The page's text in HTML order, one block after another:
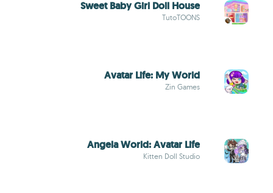
Sweet Baby Girl Doll House
TutoTOONS
Avatar Life: My World
Zin Games
Angela World: Avatar Life
Kitten Doll Studio